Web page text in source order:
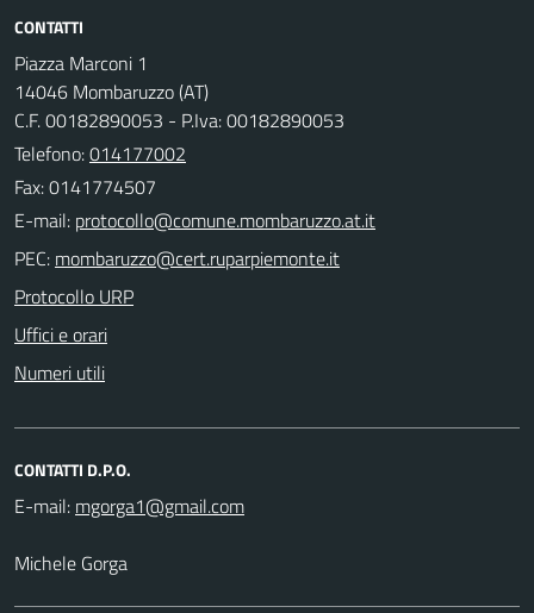
CONTATTI
Piazza Marconi 1
14046 Mombaruzzo (AT)
C.F. 00182890053 - P.Iva: 00182890053
Telefono:014177002
Fax: 0141774507
E-mail:
PEC:
Protocollo URP
Uffici e orari
Numeri utili
CONTATTI D.P.O.
E-mail:
Michele Gorga